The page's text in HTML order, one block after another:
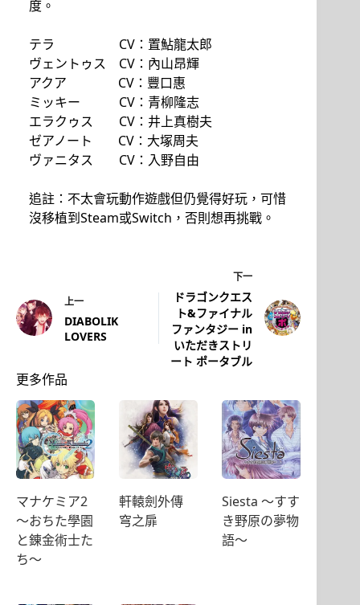
度。
テラ CV：置鮎龍太郎
ヴェントゥス CV：內山昂輝
アクア CV：豐口惠
ミッキー CV：青柳隆志
エラクゥス CV：井上真樹夫
ゼアノート CV：大塚周夫
ヴァニタス CV：入野自由
追註：不太會玩動作遊戲但仍覺得好玩，可惜
沒移植到Steam或Switch，否則想再挑戰。
上一
DIABOLIK
LOVERS
下一
ドラゴンクエス
ト&ファイナル
ファンタジー in
いただきストリ
ート ポータブル
更多作品
マナケミア2
〜おちた學園
と錬金術士た
ち〜
軒轅劍外傳
穹之扉
Siesta ～すす
き野原の夢物
語～